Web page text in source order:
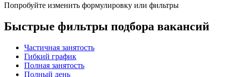
Попробуйте изменить формулировку или фильтры
Быстрые фильтры подбора вакансий
Частичная занятость
Гибкий график
Полная занятость
Полный день